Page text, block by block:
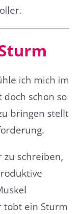
ich mich im
doch schon so
bringen stellt
zu schreiben,
tobt ein Sturm